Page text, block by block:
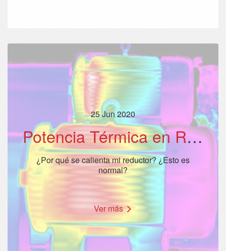
25 Jun 2020
Potencia Térmica en Reductores
¿Por qué se calienta mi reductor? ¿Esto es
normal?
Ver más